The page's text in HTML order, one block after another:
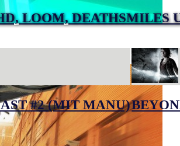
LOOM, DEATHSMILES
#2 (MIT MANU)